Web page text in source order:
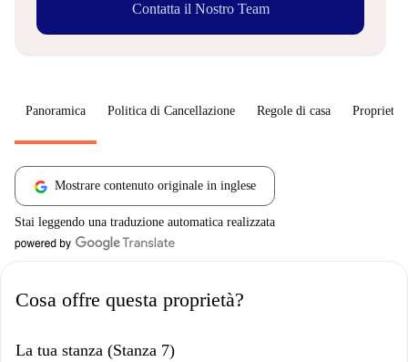
Contatta il Nostro Team
Panoramica Politica di Cancellazione Regole di casa
Mostrare contenuto originale in inglese
Stai leggendo una traduzione automatica realizzata
Cosa offre questa proprietà?
La tua stanza (Stanza 7)